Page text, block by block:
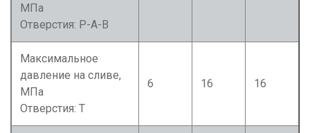
МПа
Отверстия: P-A-B
Максимальное
давление на сливе,
МПа
Отверстия: Т
6 16 16